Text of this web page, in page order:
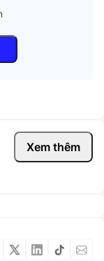
Xem thêm